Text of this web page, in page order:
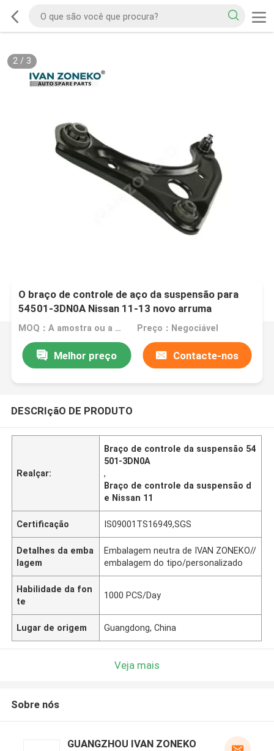
2/ 3
O braço de controle de aço da suspensão para
54501-3DN0A Nissan 11-13 novo arruma
MOQ：A amostra ou a ordem experimental são aceitadas Preço：Negociável
Melhor preço Contacte-nos
DESCRIçãO DE PRODUTO
Realçar:
Braço de controle da suspensão 54
501-3DN0A
,
Braço de controle da suspensão d
e Nissan 11
Certificação IS09001TS16949,SGS
Detalhes da emba
lagem
Embalagem neutra de IVAN ZONEKO//
embalagem do tipo/personalizado
Habilidade da fon
te
1000 PCS/Day
Lugar de origem Guangdong, China
Veja mais
Sobre nós
GUANGZHOU IVAN ZONEKO